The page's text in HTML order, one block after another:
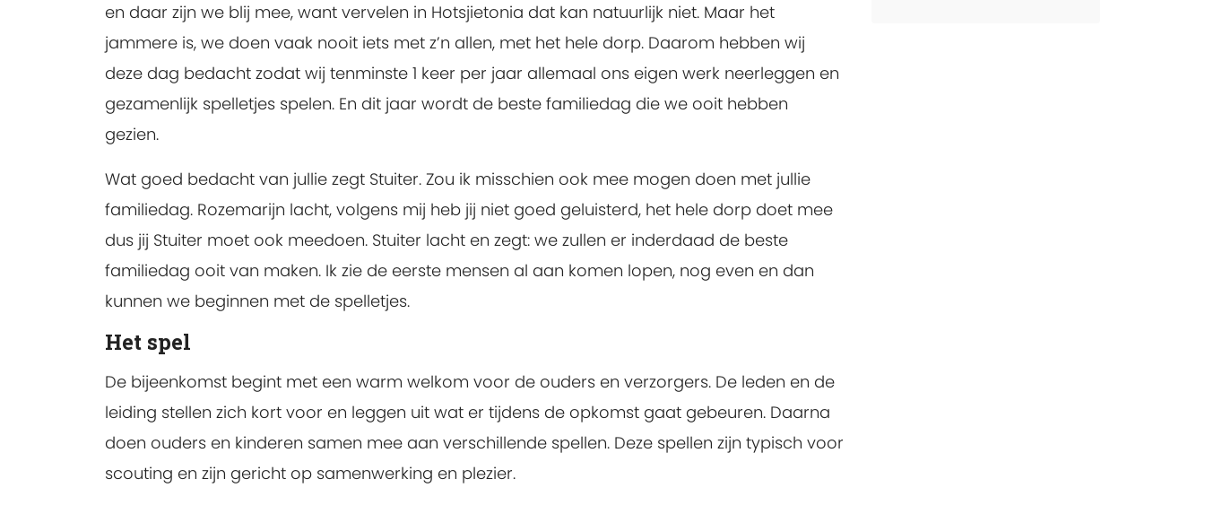
en daar zijn we blij mee, want vervelen in Hotsjietonia dat kan natuurlijk niet. Maar het
jammere is, we doen vaak nooit iets met z’n allen, met het hele dorp. Daarom hebben wij
deze dag bedacht zodat wij tenminste 1 keer per jaar allemaal ons eigen werk neerleggen en
gezamenlijk spelletjes spelen. En dit jaar wordt de beste familiedag die we ooit hebben
gezien.
Wat goed bedacht van jullie zegt Stuiter. Zou ik misschien ook mee mogen doen met jullie
familiedag. Rozemarijn lacht, volgens mij heb jij niet goed geluisterd, het hele dorp doet mee
dus jij Stuiter moet ook meedoen. Stuiter lacht en zegt: we zullen er inderdaad de beste
familiedag ooit van maken. Ik zie de eerste mensen al aan komen lopen, nog even en dan
kunnen we beginnen met de spelletjes.
Het spel
De bijeenkomst begint met een warm welkom voor de ouders en verzorgers. De leden en de
leiding stellen zich kort voor en leggen uit wat er tijdens de opkomst gaat gebeuren. Daarna
doen ouders en kinderen samen mee aan verschillende spellen. Deze spellen zijn typisch voor
scouting en zijn gericht op samenwerking en plezier.